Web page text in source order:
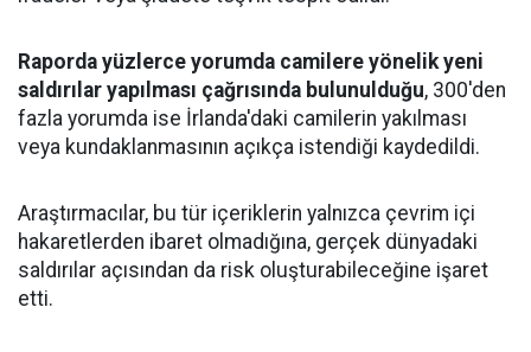
Raporda yüzlerce yorumda camilere yönelik yeni
saldırılar yapılması çağrısında bulunulduğu, 300'den
fazla yorumda ise İrlanda'daki camilerin yakılması
veya kundaklanmasının açıkça istendiği kaydedildi.
Araştırmacılar, bu tür içeriklerin yalnızca çevrim içi
hakaretlerden ibaret olmadığına, gerçek dünyadaki
saldırılar açısından da risk oluşturabileceğine işaret
etti.